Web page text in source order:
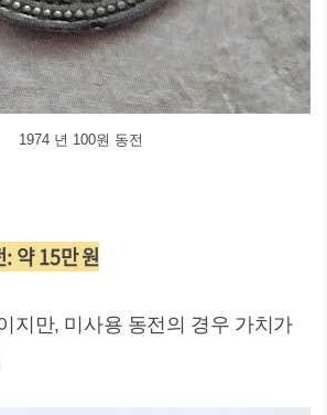
1974 년 100원 동전
약 15만 원
지만, 미사용 동전의 경우 가치가